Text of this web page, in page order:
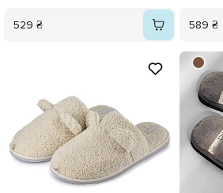
529 ₴ 589 ₴